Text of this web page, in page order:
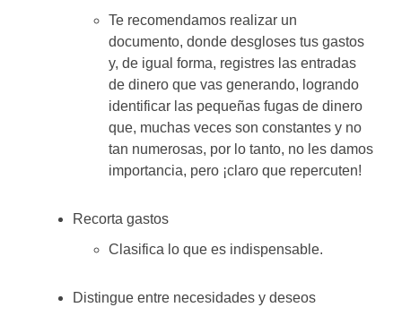
Te recomendamos realizar un
documento, donde desgloses tus gastos
y, de igual forma, registres las entradas
de dinero que vas generando, logrando
identificar las pequeñas fugas de dinero
que, muchas veces son constantes y no
tan numerosas, por lo tanto, no les damos
importancia, pero ¡claro que repercuten!
Recorta gastos
Clasifica lo que es indispensable.
Distingue entre necesidades y deseos